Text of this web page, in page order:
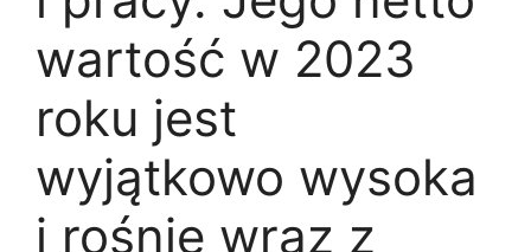
wartość w 2023
roku jest
wyjątkowo wysoka
i rośnie wraz z